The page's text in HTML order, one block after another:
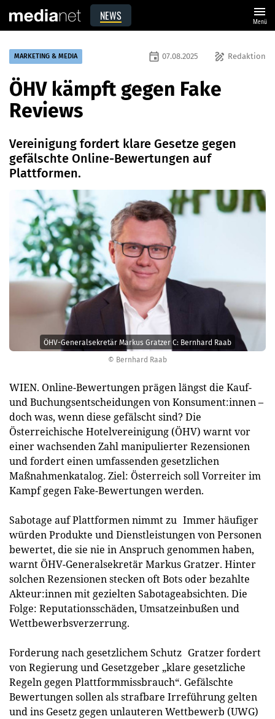
NEWS menu
Menü
© Bernhard Raab
ÖHV-Generalsekretär Markus Gratzer C: Bernhard Raab
MARKETING & MEDIA draw Redaktion
event 07.08.2025
ÖHV kämpft gegen Fake
Reviews
Vereinigung fordert klare Gesetze gegen
gefälschte Online-Bewertungen auf
Plattformen.
WIEN. Online-Bewertungen prägen längst die Kauf-
und Buchungsentscheidungen von Konsument:innen –
doch was, wenn diese gefälscht sind? Die
Österreichische Hotelvereinigung (ÖHV) warnt vor
einer wachsenden Zahl manipulierter Rezensionen
und fordert einen umfassenden gesetzlichen
Maßnahmenkatalog. Ziel: Österreich soll Vorreiter im
Kampf gegen Fake-Bewertungen werden.
Sabotage auf Plattformen nimmt zu Immer häufiger
würden Produkte und Dienstleistungen von Personen
bewertet, die sie nie in Anspruch genommen haben,
warnt ÖHV-Generalsekretär Markus Gratzer. Hinter
solchen Rezensionen stecken oft Bots oder bezahlte
Akteur:innen mit gezielten Sabotageabsichten. Die
Folge: Reputationsschäden, Umsatzeinbußen und
Wettbewerbsverzerrung.
Forderung nach gesetzlichem Schutz Gratzer fordert
von Regierung und Gesetzgeber „klare gesetzliche
Regeln gegen Plattformmissbrauch“. Gefälschte
Bewertungen sollen als strafbare Irreführung gelten
und ins Gesetz gegen unlauteren Wettbewerb (UWG)